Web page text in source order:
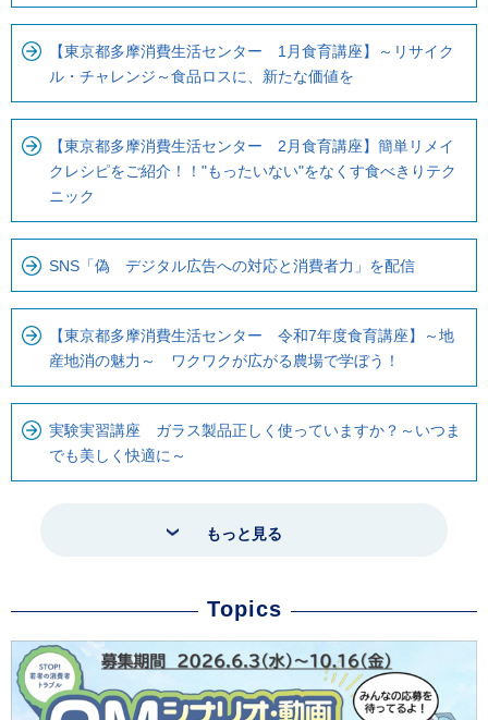
【東京都多摩消費生活センター 1月食育講座】～リサイク
ル・チャレンジ～食品ロスに、新たな価値を
【東京都多摩消費生活センター 2月食育講座】簡単リメイ
クレシピをご紹介！！"もったいない"をなくす食べきりテク
ニック
SNS「偽 デジタル広告への対応と消費者力」を配信
【東京都多摩消費生活センター 令和7年度食育講座】～地
産地消の魅力～ ワクワクが広がる農場で学ぼう！
実験実習講座 ガラス製品正しく使っていますか？～いつま
でも美しく快適に～
もっと見る
Topics